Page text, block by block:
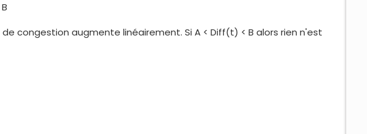
congestion augmente linéairement. Si A < Diff(t) < B alors rien n'est